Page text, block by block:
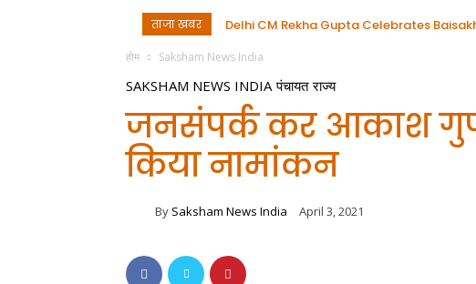
ताजा खबर Delhi CM Rekha Gupta Celebrates Baisakhi
डॉ. गुरमीत सिंह को ESRDS-फ्रांस के बोर्ड
होम Saksham News India
SAKSHAM NEWS INDIA पंचायत राज्य
जनसंपर्क कर आकाश
किया नामांकन
By Saksham News India April 3, 2021